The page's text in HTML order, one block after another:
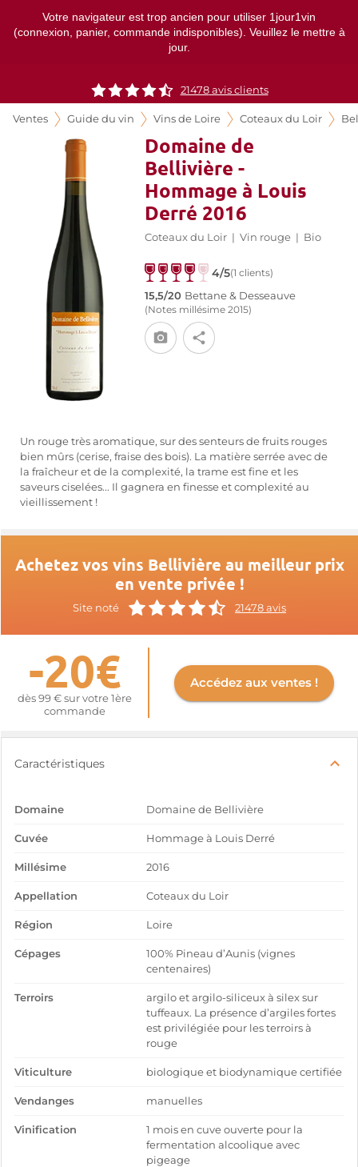
Votre navigateur est trop ancien pour utiliser 1jour1vin
(connexion, panier, commande indisponibles). Veuillez le mettre à
jour.
21478avis clients
Ventes Guide du vin Vins de Loire Coteaux du Loir
Domaine de
Bellivière -
Hommage à Louis
Derré 2016
Coteaux du Loir | Vin rouge | Bio
4/5(1 clients)
15,5/20 Bettane & Desseauve
(Notes millésime 2015)
Un rouge très aromatique, sur des senteurs de fruits rouges
bien mûrs (cerise, fraise des bois). La matière serrée avec de
la fraîcheur et de la complexité, la trame est fine et les
saveurs ciselées... Il gagnera en finesse et complexité au
vieillissement !
Achetez vos vins Bellivière au meilleur prix
en vente privée !
Site noté 21478 avis
-20€
dès 99 € sur votre 1ère
commande
Accédez aux ventes !
Caractéristiques
Domaine Domaine de Bellivière
Cuvée Hommage à Louis Derré
Millésime 2016
Appellation Coteaux du Loir
Région Loire
Cépages
100% Pineau d’Aunis (vignes
centenaires)
Terroirs
argilo et argilo-siliceux à silex sur
tuffeaux. La présence d’argiles fortes
est privilégiée pour les terroirs à
rouge
Viticulture biologique et biodynamique certifiée
Vendanges manuelles
Vinification
1 mois en cuve ouverte pour la
fermentation alcoolique avec
pigeage